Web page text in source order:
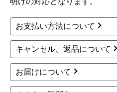
インターネットでのご注文
す。
※お電話でのご注文は受け付
※定休日にいただいたご注文
明けの対応となります。